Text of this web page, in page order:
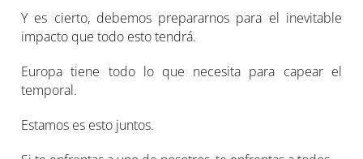
Y es cierto, debemos prepararnos para el inevitable
impacto que todo esto tendrá.
Europa tiene todo lo que necesita para capear el
temporal.
Estamos es esto juntos.